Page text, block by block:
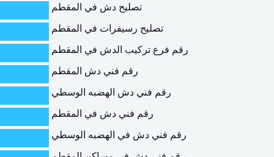
تصليح دش في المقطم
تصليح رسيفرات في المقطم
رقم فرع تركيب الدش في المقطم
رقم فني دش المقطم
رقم فني دش الهضبه الوسطي
رقم فني دش في المقطم
رقم فني دش في الهضبه الوسطي